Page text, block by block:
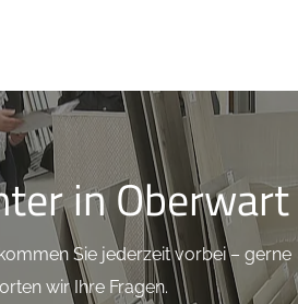
in Oberwart
Sie jederzeit vorbei – gerne
wir Ihre Fragen.